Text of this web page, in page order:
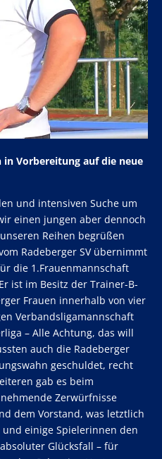
in Vorbereitung auf die neue
und intensiven Suche um
einen jungen aber dennoch
Reihen begrüßen
Radeberger SV übernimmt
die 1.Frauenmannschaft
ist im Besitz der Trainer-B-
Frauen innerhalb von vier
Verbandsligamannschaft
– Alle Achtung, das will
auch die Radeberger
geschuldet, recht
gab es beim
Zerwürfnisse
dem Vorstand, was letztlich
einige Spielerinnen den
Glücksfall – für